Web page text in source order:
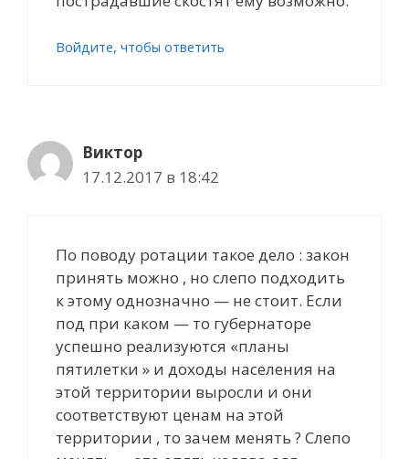
Войдите, чтобы ответить
Виктор
17.12.2017 в 18:42
По поводу ротации такое дело : закон
принять можно , но слепо подходить
к этому однозначно — не стоит. Если
под при каком — то губернаторе
успешно реализуются «планы
пятилетки » и доходы населения на
этой территории выросли и они
соответствуют ценам на этой
территории , то зачем менять ? Слепо